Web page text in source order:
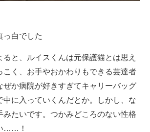
っ白でした
と、ルイスくんは元保護猫とは思え
こく、お手やおかわりもできる芸達者
ぜか病院が好きすぎてキャリーバッグ
中に入っていくんだとか。しかし、な
みたいです。つかみどころのない性格
……！